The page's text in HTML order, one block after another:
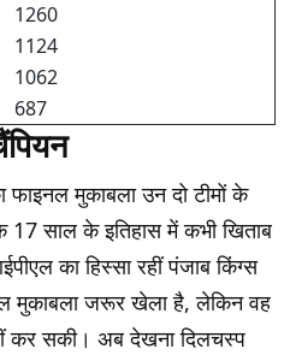
1260
1124
1062
687
मुकाबला उन दो टीमों के
साल के इतिहास में कभी खिताब
का हिस्सा रहीं पंजाब किंग्स
मुकाबला जरूर खेला है, लेकिन वह
कर सकी। अब देखना दिलचस्प